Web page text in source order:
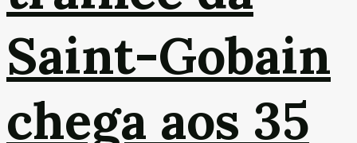
Saint-Gobain
chega aos 35